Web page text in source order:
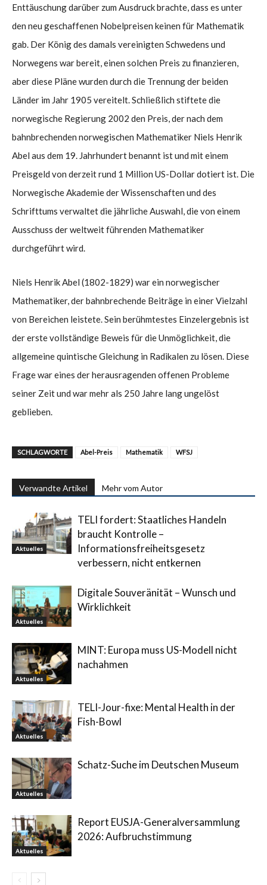
Enttäuschung darüber zum Ausdruck brachte, dass es unter
den neu geschaffenen Nobelpreisen keinen für Mathematik
gab. Der König des damals vereinigten Schwedens und
Norwegens war bereit, einen solchen Preis zu finanzieren,
aber diese Pläne wurden durch die Trennung der beiden
Länder im Jahr 1905 vereitelt. Schließlich stiftete die
norwegische Regierung 2002 den Preis, der nach dem
bahnbrechenden norwegischen Mathematiker Niels Henrik
Abel aus dem 19. Jahrhundert benannt ist und mit einem
Preisgeld von derzeit rund 1 Million US-Dollar dotiert ist. Die
Norwegische Akademie der Wissenschaften und des
Schrifttums verwaltet die jährliche Auswahl, die von einem
Ausschuss der weltweit führenden Mathematiker
durchgeführt wird.
Niels Henrik Abel (1802-1829) war ein norwegischer
Mathematiker, der bahnbrechende Beiträge in einer Vielzahl
von Bereichen leistete. Sein berühmtestes Einzelergebnis ist
der erste vollständige Beweis für die Unmöglichkeit, die
allgemeine quintische Gleichung in Radikalen zu lösen. Diese
Frage war eines der herausragenden offenen Probleme
seiner Zeit und war mehr als 250 Jahre lang ungelöst
geblieben.
SCHLAGWORTE Abel-Preis Mathematik WFSJ
Verwandte Artikel Mehr vom Autor
Aktuelles
TELI fordert: Staatliches Handeln
braucht Kontrolle –
Informationsfreiheitsgesetz
verbessern, nicht entkernen
Aktuelles
Digitale Souveränität – Wunsch und
Wirklichkeit
Aktuelles
MINT: Europa muss US-Modell nicht
nachahmen
Aktuelles
TELI-Jour-fixe: Mental Health in der
Fish-Bowl
Aktuelles
Schatz-Suche im Deutschen Museum
Aktuelles
Report EUSJA-Generalversammlung
2026: Aufbruchstimmung